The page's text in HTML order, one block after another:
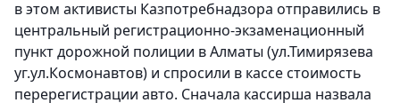
в этом активисты Казпотребнадзора отправились в
центральный регистрационно-экзаменационный
пункт дорожной полиции в Алматы (ул.Тимирязева
уг.ул.Космонавтов) и спросили в кассе стоимость
перерегистрации авто. Сначала кассирша назвала